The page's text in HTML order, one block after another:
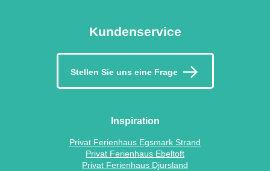
Kundenservice
Stellen Sie uns eine Frage
Inspiration
Privat Ferienhaus Egsmark Strand
Privat Ferienhaus Ebeltoft
Privat Ferienhaus Djursland